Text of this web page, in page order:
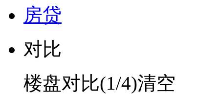
房贷
对比
楼盘对比(1/4)清空